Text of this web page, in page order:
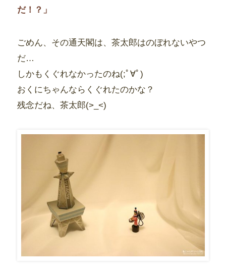
だ！？」
ごめん、その通天閣は、茶太郎はのぼれないやつ
だ…
しかもくぐれなかったのね(;ﾟ∀ﾟ)
おくにちゃんならくぐれたのかな？
残念だね、茶太郎(>_<)